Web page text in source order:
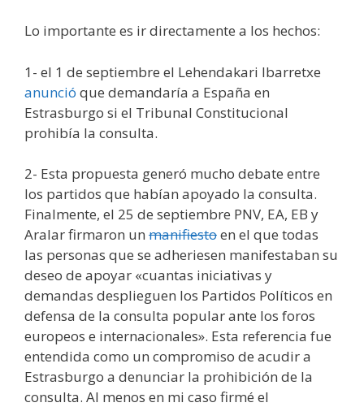
Lo importante es ir directamente a los hechos:
1- el 1 de septiembre el Lehendakari Ibarretxe
anunció que demandaría a España en
Estrasburgo si el Tribunal Constitucional
prohibía la consulta.
2- Esta propuesta generó mucho debate entre
los partidos que habían apoyado la consulta.
Finalmente, el 25 de septiembre PNV, EA, EB y
Aralar firmaron un manifiestoen el que todas
las personas que se adheriesen manifestaban su
deseo de apoyar «cuantas iniciativas y
demandas desplieguen los Partidos Políticos en
defensa de la consulta popular ante los foros
europeos e internacionales». Esta referencia fue
entendida como un compromiso de acudir a
Estrasburgo a denunciar la prohibición de la
consulta. Al menos en mi caso firmé el